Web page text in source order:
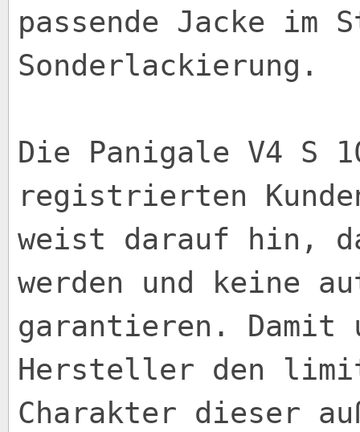
passende Jacke im
Sonderlackierung.
Die Panigale V4 S
registrierten
weist darauf hin,
werden und keine
garantieren.
Hersteller den
Charakter dieser